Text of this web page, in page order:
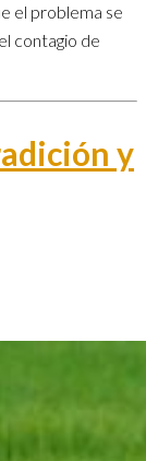
el problema se
contagio de
y